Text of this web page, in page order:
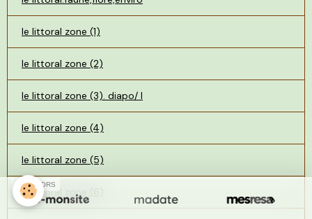
le littoral zone (1)
le littoral zone (2)
le littoral zone (3). diapo/ l
le littoral zone (4)
le littoral zone (5)
le littoral zone (6)
SPONSORS